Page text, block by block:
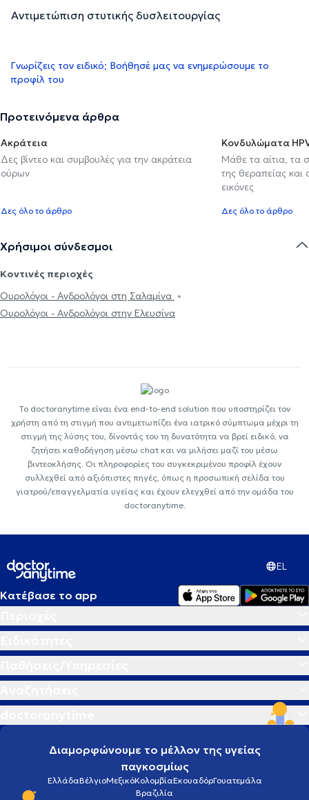
Αντιμετώπιση στυτικής δυσλειτουργίας
Γνωρίζεις τον ειδικό; Βοήθησέ μας να ενημερώσουμε το
προφίλ του
Προτεινόμενα άρθρα
Ακράτεια
Δες βίντεο και συμβουλές για την ακράτεια
ούρων
Δες όλο το άρθρο
Κονδυλώματα
Μάθε τα αίτια, τα
της θεραπείας
εικόνες
Δες όλο το άρθρο
Χρήσιμοι σύνδεσμοι
Κοντινές περιοχές
Ουρολόγοι - Ανδρολόγοι στη Σαλαμίνα
Ουρολόγοι - Ανδρολόγοι στην Ελευσίνα
Το doctoranytime είναι ένα end-to-end solution που υποστηρίζει τον
χρήστη από τη στιγμή που αντιμετωπίζει ένα ιατρικό σύμπτωμα μέχρι τη
στιγμή της λύσης του, δίνοντάς του τη δυνατότητα να βρεί ειδικό, να
ζητήσει καθοδήγηση μέσω chat και να μιλήσει μαζί του μέσω
βιντεοκλήσης. Οι πληροφορίες του συγκεκριμένου προφίλ έχουν
συλλεχθεί από αξιόπιστες πηγές, όπως η προσωπική σελίδα του
γιατρού/επαγγελματία υγείας και έχουν ελεγχθεί από την ομάδα του
doctoranytime.
EL
Κατέβασε το app
Διαμορφώνουμε το μέλλον της υγείας
παγκοσμίως
ΕλλάδαΒέλγιοΜεξικόΚολομβίαΕκουαδόρΓουατεμάλα
Βραζιλία